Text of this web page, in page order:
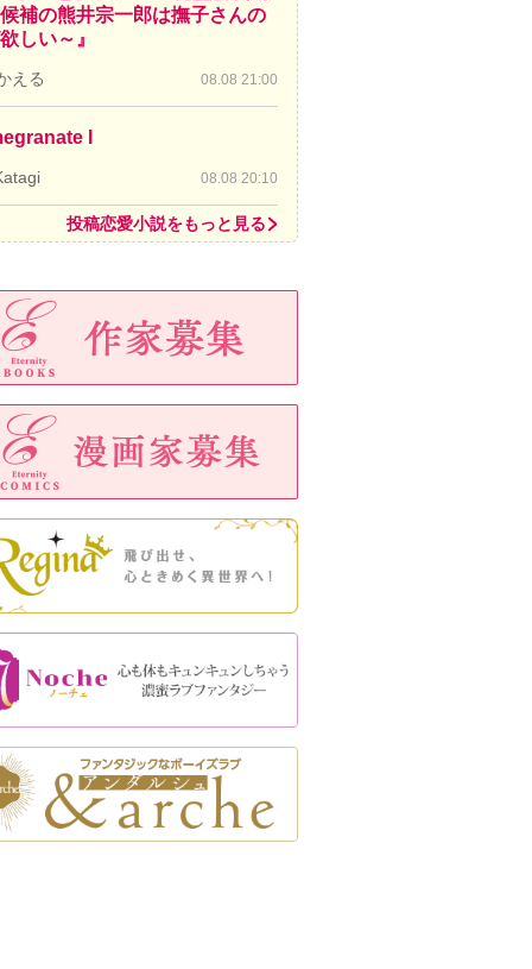
補の熊井宗一郎は撫子さんの
しい～』
える 08.08 21:00
I
08.08 20:10
投稿恋愛小説をもっと見る